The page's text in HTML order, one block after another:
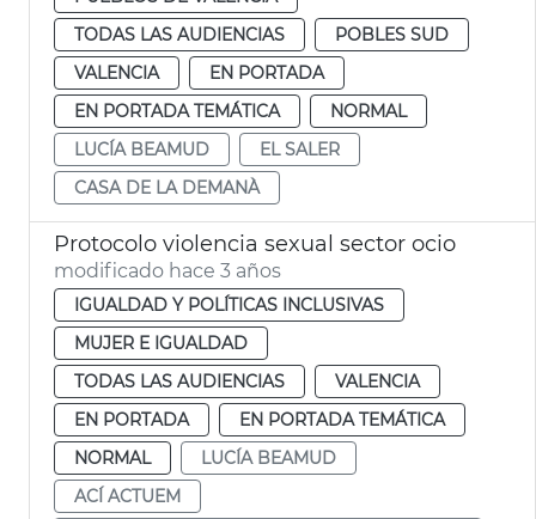
TODAS LAS AUDIENCIAS
POBLES SUD
VALENCIA
EN PORTADA
EN PORTADA TEMÁTICA
NORMAL
LUCÍA BEAMUD
EL SALER
CASA DE LA DEMANÀ
Protocolo violencia sexual sector ocio
modificado hace 3 años
IGUALDAD Y POLÍTICAS INCLUSIVAS
MUJER E IGUALDAD
TODAS LAS AUDIENCIAS
VALENCIA
EN PORTADA
EN PORTADA TEMÁTICA
NORMAL
LUCÍA BEAMUD
ACÍ ACTUEM